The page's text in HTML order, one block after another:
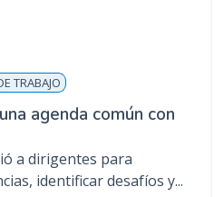
p
a
TRABAJO
agenda común con
a dirigentes para
identificar desafíos y...